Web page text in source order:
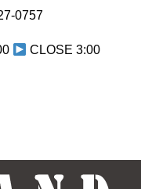
0757
CLOSE 3:00